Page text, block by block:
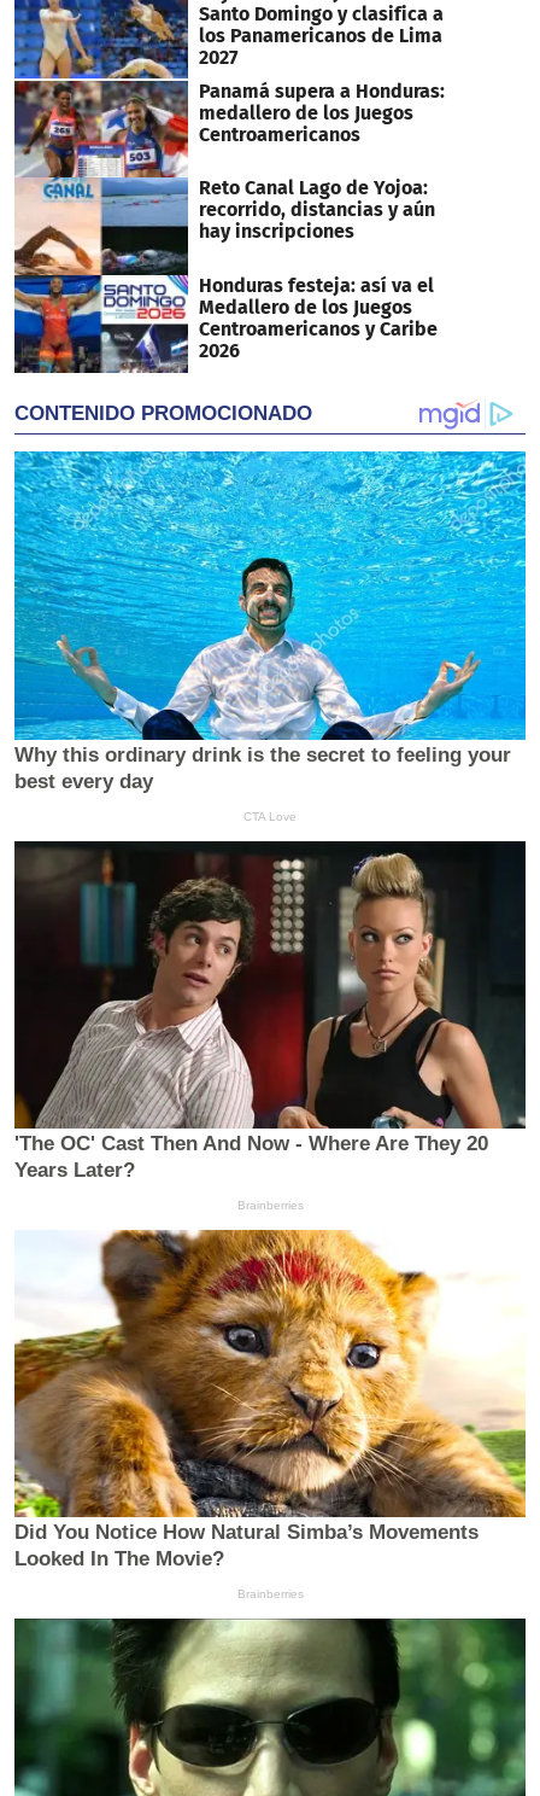
Santo Domingo y clasifica a
los Panamericanos de Lima
2027
Panamá supera a Honduras:
medallero de los Juegos
Centroamericanos
Reto Canal Lago de Yojoa:
recorrido, distancias y aún
hay inscripciones
Honduras festeja: así va el
Medallero de los Juegos
Centroamericanos y Caribe
2026